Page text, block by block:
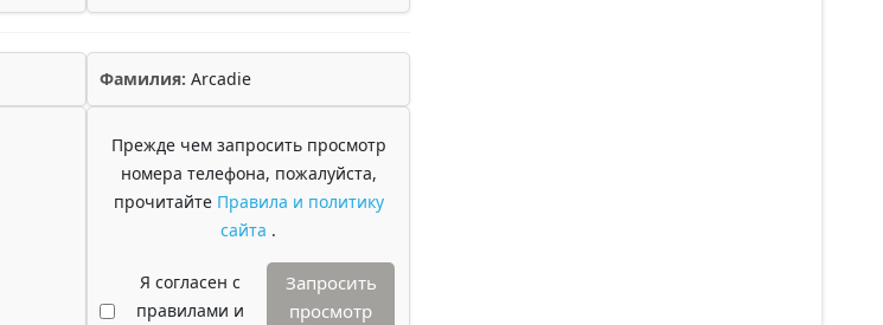
Фамилия: Arcadie
Прежде чем запросить просмотр
номера телефона, пожалуйста,
прочитайте Правила и политику
сайта .
Я согласен с
правилами и
Запросить
просмотр